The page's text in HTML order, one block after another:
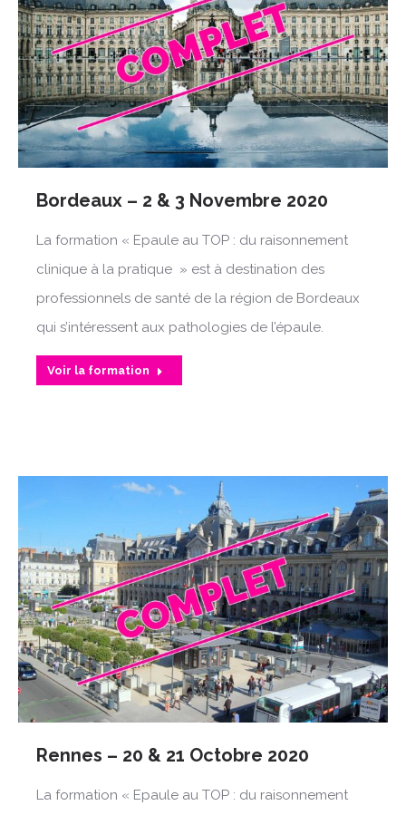
Bordeaux – 2 & 3 Novembre 2020
La formation « Epaule au TOP : du raisonnement
clinique à la pratique » est à destination des
professionnels de santé de la région de Bordeaux
qui s’intéressent aux pathologies de l’épaule.
Voir la formation
Rennes – 20 & 21 Octobre 2020
La formation « Epaule au TOP : du raisonnement